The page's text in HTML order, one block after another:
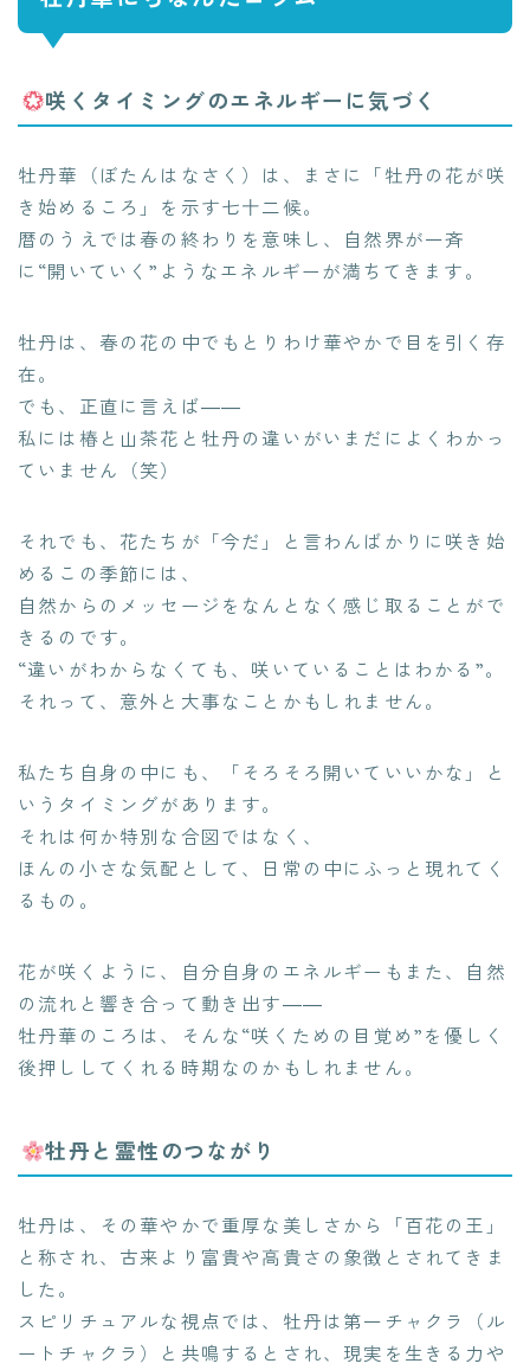
咲くタイミングのエネルギーに気づく
牡丹華（ぼたんはなさく）は、まさに「牡丹の花が咲
き始めるころ」を示す七十二候。
暦のうえでは春の終わりを意味し、自然界が一斉
に“開いていく”ようなエネルギーが満ちてきます。
牡丹は、春の花の中でもとりわけ華やかで目を引く存
在。
でも、正直に言えば――
私には椿と山茶花と牡丹の違いがいまだによくわかっ
ていません（笑）
それでも、花たちが「今だ」と言わんばかりに咲き始
めるこの季節には、
自然からのメッセージをなんとなく感じ取ることがで
きるのです。
“違いがわからなくても、咲いていることはわかる”。
それって、意外と大事なことかもしれません。
私たち自身の中にも、「そろそろ開いていいかな」と
いうタイミングがあります。
それは何か特別な合図ではなく、
ほんの小さな気配として、日常の中にふっと現れてく
るもの。
花が咲くように、自分自身のエネルギーもまた、自然
の流れと響き合って動き出す――
牡丹華のころは、そんな“咲くための目覚め”を優しく
後押ししてくれる時期なのかもしれません。
牡丹と霊性のつながり
牡丹は、その華やかで重厚な美しさから「百花の王」
と称され、古来より富貴や高貴さの象徴とされてきま
した。
スピリチュアルな視点では、牡丹は第一チャクラ（ル
ートチャクラ）と共鳴するとされ、現実を生きる力や